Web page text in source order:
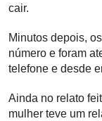
cair.
Minutos depois,
número e foram
telefone e desde
Ainda no relato
mulher teve um